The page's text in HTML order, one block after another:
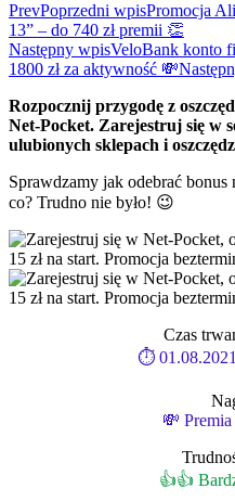
PrevPoprzedni wpisPromocja
13” – do 740 zł premii 👏
Następny wpisVeloBank konto
1800 zł za aktywność 💸
Rozpocznij przygodę z
Net-Pocket. Zarejestruj się w
ulubionych sklepach i
Sprawdzamy jak odebrać
co? Trudno nie było! 😉
Czas
⏱
💸 Premia
👍👍